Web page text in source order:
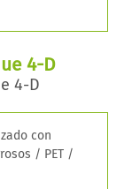
4-D
4-D
con
/ PET /